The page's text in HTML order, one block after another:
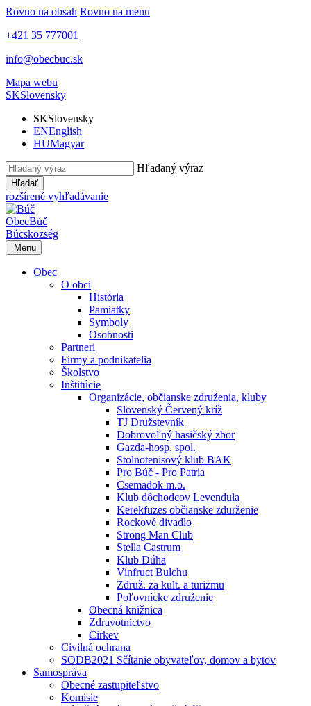
Rovno na obsah Rovno na menu
+421 35 777001
info@obecbuc.sk
Mapa webu
SKSlovensky
SKSlovensky
ENEnglish
HUMagyar
Hľadaný výraz
Hľadať
rozšírené vyhľadávanie
ObecBúč
Búcsközség
Menu
Obec
O obci
História
Pamiatky
Symboly
Osobnosti
Partneri
Firmy a podnikatelia
Školstvo
Inštitúcie
Organizácie, občianske združenia, kluby
Slovenský Červený kríž
TJ Družstevník
Dobrovoľný hasičský zbor
Gazda-hosp. spol.
Stolnotenisový klub BAK
Pro Búč - Pro Patria
Csemadok m.o.
Klub dôchodcov Levendula
Kerekfüzes občianske zdurženie
Rockové divadlo
Strong Man Club
Stella Castrum
Klub Dúha
Vinfruct Bulchu
Združ. za kult. a turizmu
Poľovnícke združenie
Obecná knižnica
Zdravotníctvo
Cirkev
Civilná ochrana
SODB2021 Sčítanie obyvateľov, domov a bytov
Samospráva
Obecné zastupiteľstvo
Komisie